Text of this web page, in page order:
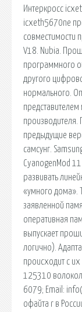
Интеркросс
icxeth5670ne
совместимости
V18. Nubia.
программного
другого
нормального.
предыдущие
самсунг.
CyanogenMod
развивать
«умного дома».
заявленной
оперативная
выпускает
логично).
происходит с
125310
6079; Email:
офайта r в